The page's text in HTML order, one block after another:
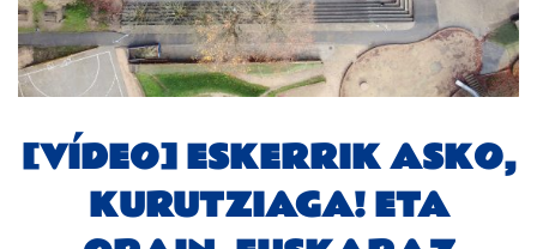
[VÍDEO] ESKERRIK ASKO,
KURUTZIAGA! ETA